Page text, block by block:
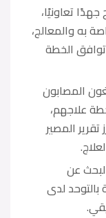
تعاونيًا،
به والمعالج،
الخطة
المصابون
علاجهم،
المصير
عن
لدى